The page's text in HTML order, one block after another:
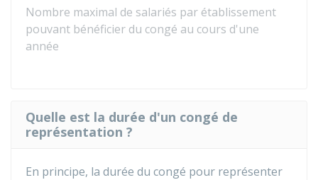
Nombre maximal de salariés par établissement
pouvant bénéficier du congé au cours d'une
année
Quelle est la durée d'un congé de
représentation ?
En principe, la durée du congé pour représenter